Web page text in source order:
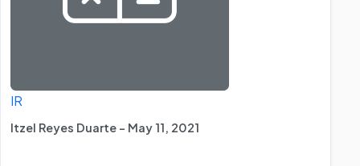
IR
Itzel Reyes Duarte - May 11, 2021